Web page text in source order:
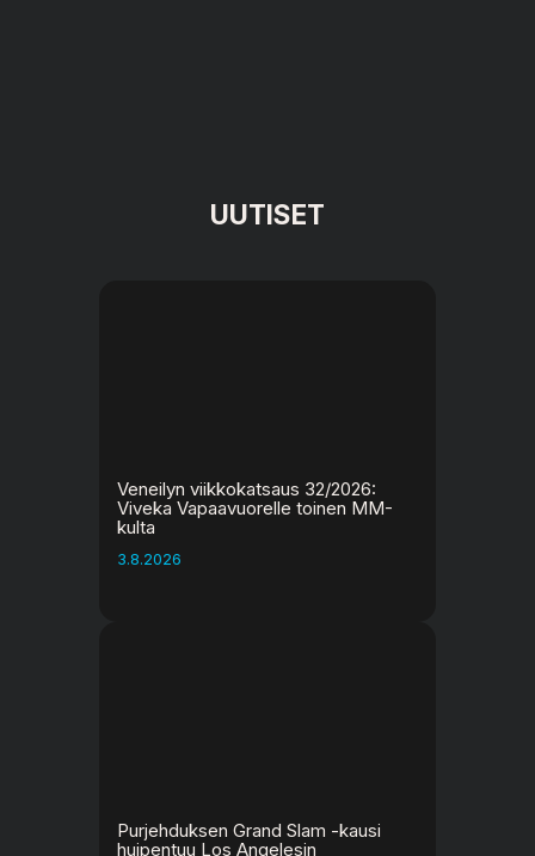
UUTISET
Veneilyn viikkokatsaus 32/2026:
Viveka Vapaavuorelle toinen MM-
kulta
3.8.2026
Purjehduksen Grand Slam -kausi
huipentuu Los Angelesin